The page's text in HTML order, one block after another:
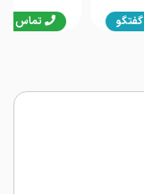
گفتگو تماس